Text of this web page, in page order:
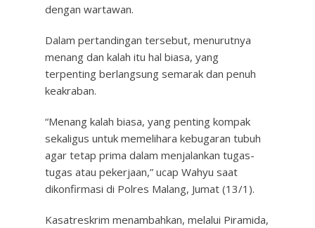
dengan wartawan.
Dalam pertandingan tersebut, menurutnya
menang dan kalah itu hal biasa, yang
terpenting berlangsung semarak dan penuh
keakraban.
“Menang kalah biasa, yang penting kompak
sekaligus untuk memelihara kebugaran tubuh
agar tetap prima dalam menjalankan tugas-
tugas atau pekerjaan,” ucap Wahyu saat
dikonfirmasi di Polres Malang, Jumat (13/1).
Kasatreskrim menambahkan, melalui Piramida,